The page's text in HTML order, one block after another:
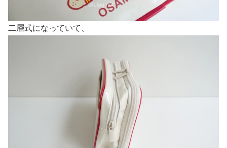
二層式になっていて、